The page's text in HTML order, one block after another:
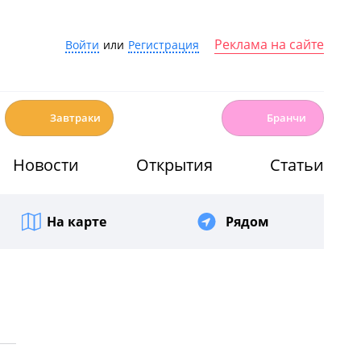
Войти или Регистрация Реклама на сайте
Завтраки Бранчи
Новости Открытия Статьи
На карте Рядом